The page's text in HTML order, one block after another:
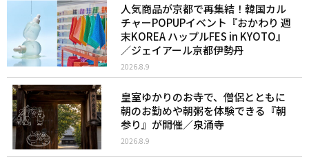
人気商品が京都で再集結！韓国カル
チャーPOPUPイベント『おかわり 週
末KOREA ハップルFES in KYOTO』
／ジェイアール京都伊勢丹
2026.8.9
皇室ゆかりのお寺で、僧侶とともに
朝のお勤めや朝粥を体験できる『朝
参り』が開催／泉涌寺
2026.8.9